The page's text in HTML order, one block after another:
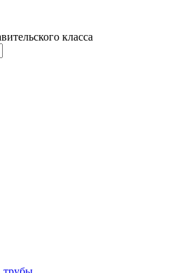
класса